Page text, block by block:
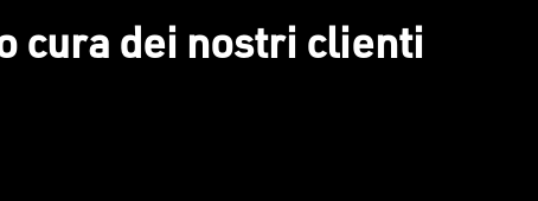
cura dei nostri clienti